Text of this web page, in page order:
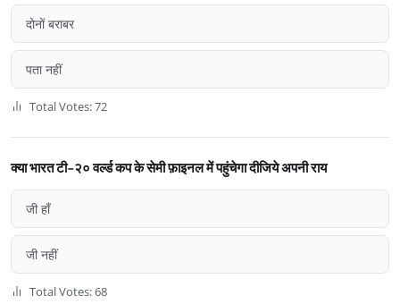
दोनों बराबर
पता नहीं
Total Votes: 72
क्या भारत टी-२० वर्ल्ड कप के सेमी फ़ाइनल में पहुंचेगा दीजिये अपनी राय
जी हाँ
जी नहीं
Total Votes: 68